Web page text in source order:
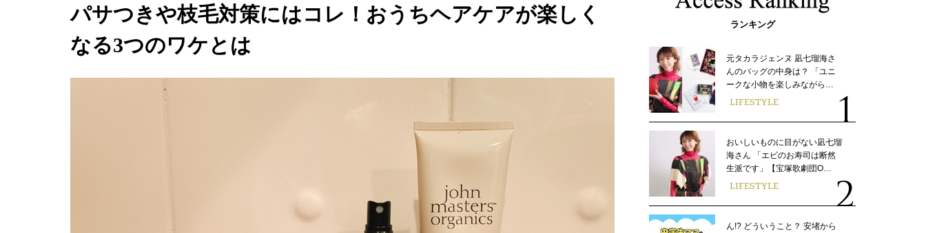
パサつきや枝毛対策にはコレ！おうちヘアケアが楽しく
なる3つのワケとは
ランキング
元タカラジェンヌ 凪七瑠海さ
んのバッグの中身は？ 「ユニ
ークな小物を楽しみながら…
LIFESTYLE
おいしいものに目がない凪七瑠
海さん 「エビのお寿司は断然
生派です」【宝塚歌劇団O…
LIFESTYLE
ん!? どういうこと？ 安堵から